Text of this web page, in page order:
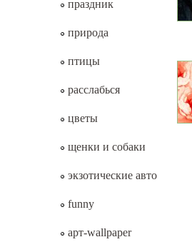
праздник
природа
птицы
расслабься
цветы
щенки и собаки
экзотические авто
funny
арт-wallpaper